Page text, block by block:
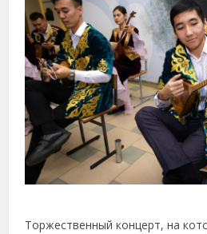
Торжественный концерт, на